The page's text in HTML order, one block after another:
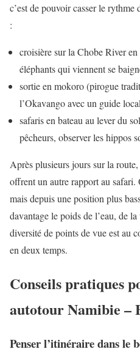
c’est de pouvoir casser le rythme
:
croisière sur la Chobe River
éléphants qui viennent se
sortie en mokoro (pirogue
l’Okavango avec un guide
safaris en bateau au lever du
pêcheurs, observer les hippos
Après plusieurs jours sur la
offrent un autre rapport au safari.
mais depuis une position plus
davantage le poids de l’eau, de
diversité de points de vue est au
en deux temps.
Conseils pratiques
autotour Namibie –
Penser l’itinéraire dans le